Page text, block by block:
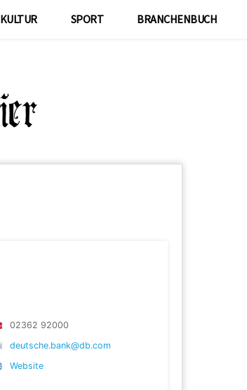
KULTUR SPORT BRANCHENBUCH
02362 92000
deutsche.bank@db.com
Website